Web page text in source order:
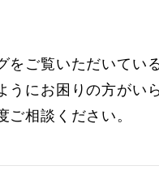
をご覧いただいてい
うにお困りの方がい
ご相談ください。